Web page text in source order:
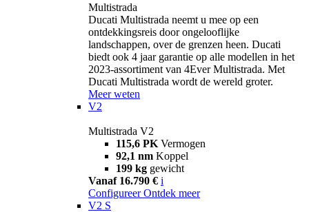
Multistrada
Ducati Multistrada neemt u mee op een
ontdekkingsreis door ongelooflijke
landschappen, over de grenzen heen. Ducati
biedt ook 4 jaar garantie op alle modellen in het
2023-assortiment van 4Ever Multistrada. Met
Ducati Multistrada wordt de wereld groter.
Meer weten
V2
Multistrada V2
115,6 PK Vermogen
92,1 nm Koppel
199 kg gewicht
Vanaf 16.790 € i
Configureer Ontdek meer
V2 S